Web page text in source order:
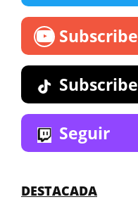
Subscribe
Subscribe
Seguir
DESTACADA